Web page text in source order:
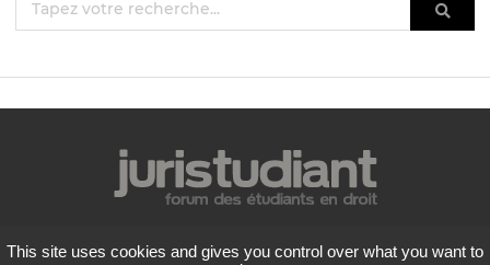
Mentions légales
This site uses cookies and gives you control over what you want to